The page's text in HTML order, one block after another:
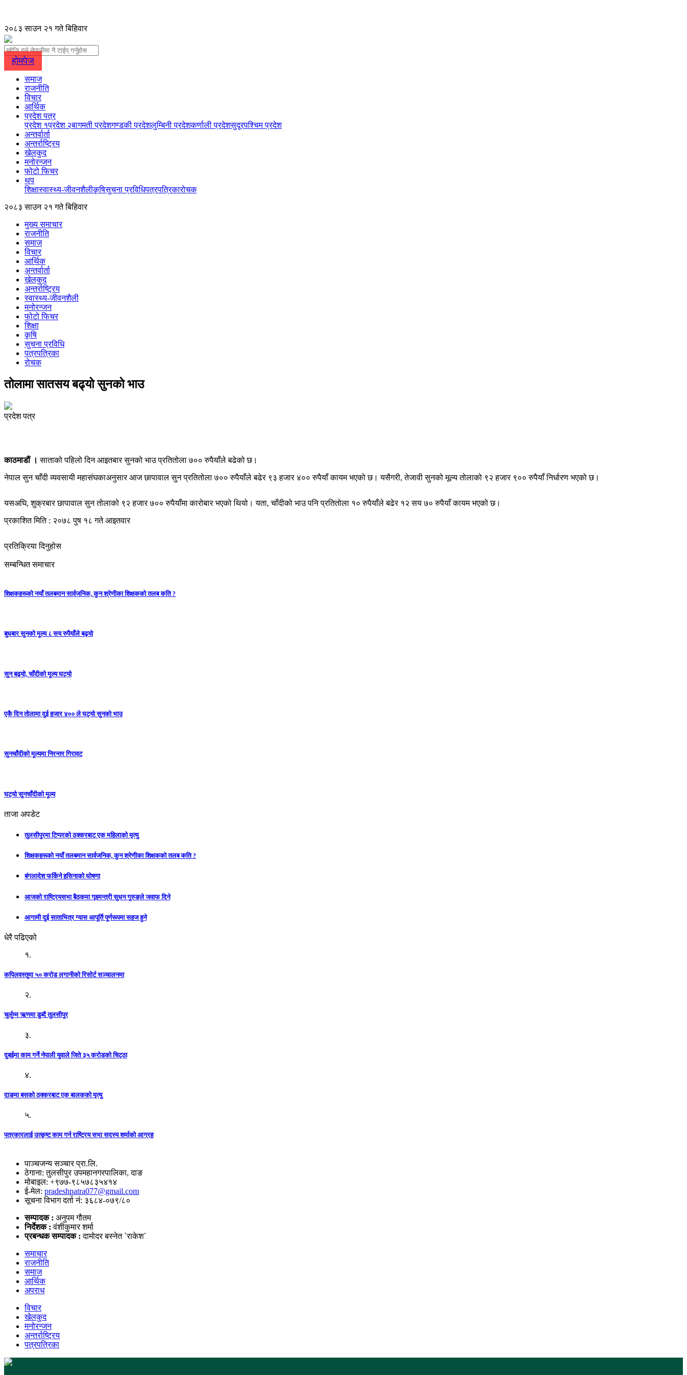
२०८३ साउन २१ गते बिहिवार
होमपेज
समाज
राजनीति
विचार
आर्थिक
प्रदेश पत्र
प्रदेश १प्रदेश २बागमती प्रदेशगण्डकी प्रदेशलुम्बिनी प्रदेशकर्णाली प्रदेशसुदूरपश्चिम प्रदेश
अन्तर्वार्ता
अन्तर्राष्ट्रिय
खेलकुद
मनोरन्जन
फोटो फिचर
थप
शिक्षास्वास्थ्य-जीवनशैलीकृषिसुचना प्रविधिपत्रपत्रिकारोचक
२०८३ साउन २१ गते बिहिवार
मुख्य समाचार
राजनीति
समाज
विचार
आर्थिक
अन्तर्वार्ता
खेलकुद
अन्तर्राष्ट्रिय
स्वास्थ्य-जीवनशैली
मनोरन्जन
फोटो फिचर
शिक्षा
कृषि
सुचना प्रविधि
पत्रपत्रिका
रोचक
तोलामा सातसय बढ्यो सुनको भाउ
प्रदेश पत्र
काठमाडौं । साताको पहिलो दिन आइतबार सुनको भाउ प्रतितोला ७०० रुपैयाँले बढेको छ।
नेपाल सुन चाँदी व्यवसायी महासंघकाअनुसार आज छापावाल सुन प्रतितोला ७०० रुपैयाँले बढेर ९३ हजार ४०० रुपैयाँ कायम भएको छ। यसैगरी, तेजावी सुनको मूल्य तोलाको ९२ हजार ९०० रुपैयाँ निर्धारण भएको छ।
यसअघि, शुक्रबार छापावाल सुन तोलाको ९२ हजार ७०० रुपैयाँमा कारोबार भएको थियो। यता, चाँदीको भाउ पनि प्रतितोला १० रुपैयाँले बढेर १२ सय ७० रुपैयाँ कायम भएको छ।
प्रकाशित मिति : २०७८ पुष १८ गते आइतवार
प्रतिक्रिया दिनुहोस
सम्बन्धित समाचार
शिक्षकहरूको नयाँ तलबमान सार्वजनिक, कुन श्रेणीका शिक्षकको तलब कति ?
बुधबार सुनको मूल्य ८ सय रुपैयाँले बढ्यो
सुन बढ्यो, चाँदीको मूल्य घट्यो
एकै दिन तोलामा दुई हजार ४०० ले घट्यो सुनको भाउ
सुनचाँदीको मूल्यमा निरन्तर गिरावट
घट्यो सुनचाँदीको मूल्य
ताजा अपडेट
तुलसीपुरमा टिप्परको ठक्करबाट एक महिलाको मृत्यु
शिक्षकहरूको नयाँ तलबमान सार्वजनिक, कुन श्रेणीका शिक्षकको तलब कति ?
बंगलादेश फर्किने हसिनाको घोषणा
आजको राष्ट्रियसभा बैठकमा गृहमन्त्री सुधन गुरुङले जवाफ दिने
आगामी दुई साताभित्र ग्यास आपूर्ति पूर्णरूपमा सहज हुने
धेरै पढिएको
१.
कपिलवस्तुमा ५० करोड लगानीको रिसोर्ट सञ्चालनमा
२.
चुर्लुम्म ऋणमा डुब्दै तुलसीपुर
३.
दुबईमा काम गर्ने नेपाली युवाले जिते ३५ करोडको चिट्ठा
४.
दाङमा बसको ठक्करबाट एक बालकको मृत्यु
५.
पत्रकारलाई उत्कृष्ट काम गर्न राष्ट्रिय सभा सदस्य शर्माको आग्रह
पाञ्चजन्य सञ्चार प्रा.लि.
ठेगाना: तुलसीपुर उपमहानगरपालिका, दाङ
मोबाइल: +९७७-९८५७८३५४१४
ई-मेल: pradeshpatra077@gmail.com
सूचना विभाग दर्ता नं: ३६८४-०७९/८०
सम्पादक : अनुपम गौतम
निर्देशक :वंशीकुमार शर्मा
प्रबन्धक सम्पादक :दामोदर बस्नेत `राकेश´
समाचार
राजनीति
समाज
आर्थिक
अपराध
विचार
खेलकुद
मनोरन्जन
अन्तर्राष्ट्रिय
पत्रपत्रिका